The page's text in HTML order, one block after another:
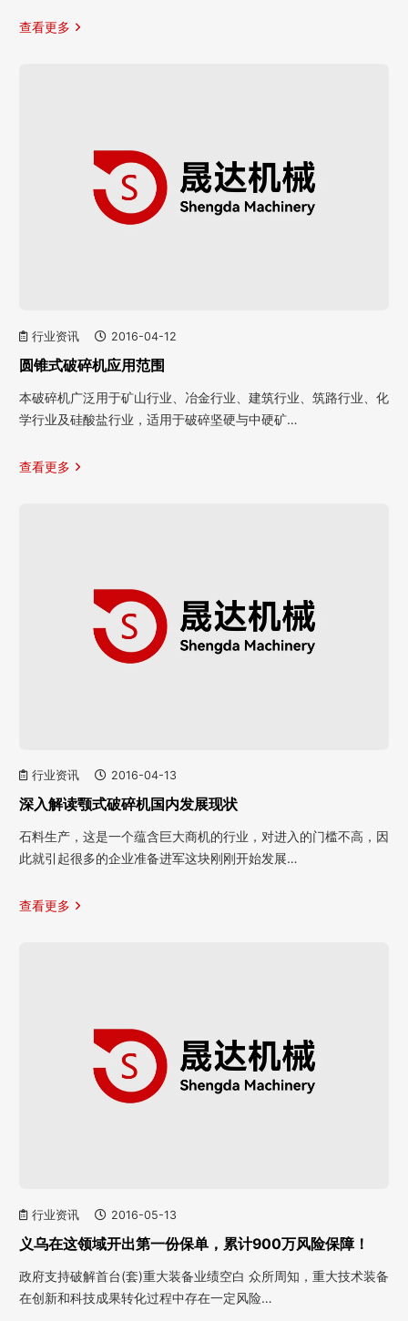
查看更多
行业资讯 2016-04-12
圆锥式破碎机应用范围
本破碎机广泛用于矿山行业、冶金行业、建筑行业、筑路行业、化
学行业及硅酸盐行业，适用于破碎坚硬与中硬矿…
查看更多
行业资讯 2016-04-13
深入解读颚式破碎机国内发展现状
石料生产，这是一个蕴含巨大商机的行业，对进入的门槛不高，因
此就引起很多的企业准备进军这块刚刚开始发展…
查看更多
行业资讯 2016-05-13
义乌在这领域开出第一份保单，累计900万风险保障！
政府支持破解首台(套)重大装备业绩空白 众所周知，重大技术装备
在创新和科技成果转化过程中存在一定风险…